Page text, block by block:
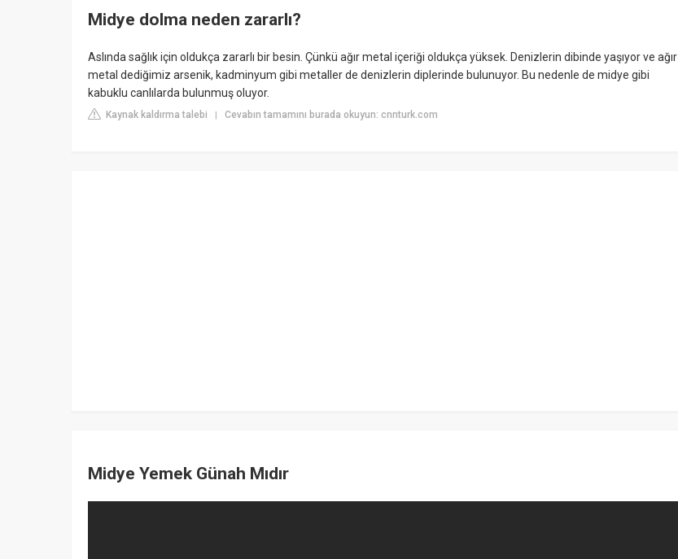
Midye dolma neden zararlı?
Aslında sağlık için oldukça zararlı bir besin. Çünkü ağır metal içeriği oldukça yüksek. Denizlerin dibinde yaşıyor ve ağır
metal dediğimiz arsenik, kadminyum gibi metaller de denizlerin diplerinde bulunuyor. Bu nedenle de midye gibi
kabuklu canlılarda bulunmuş oluyor.
Kaynak kaldırma talebi | Cevabın tamamını burada okuyun: cnnturk.com
Midye Yemek Günah Mıdır